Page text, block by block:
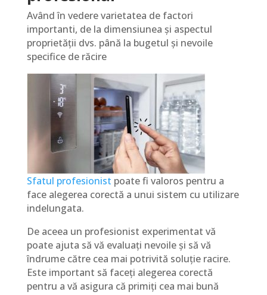
Având în vedere varietatea de factori
importanti, de la dimensiunea și aspectul
proprietății dvs. până la bugetul și nevoile
specifice de răcire
Sfatul profesionist poate fi valoros pentru a
face alegerea corectă a unui sistem cu utilizare
indelungata.
De aceea un profesionist experimentat vă
poate ajuta să vă evaluați nevoile și să vă
îndrume către cea mai potrivită soluție racire.
Este important să faceți alegerea corectă
pentru a vă asigura că primiți cea mai bună